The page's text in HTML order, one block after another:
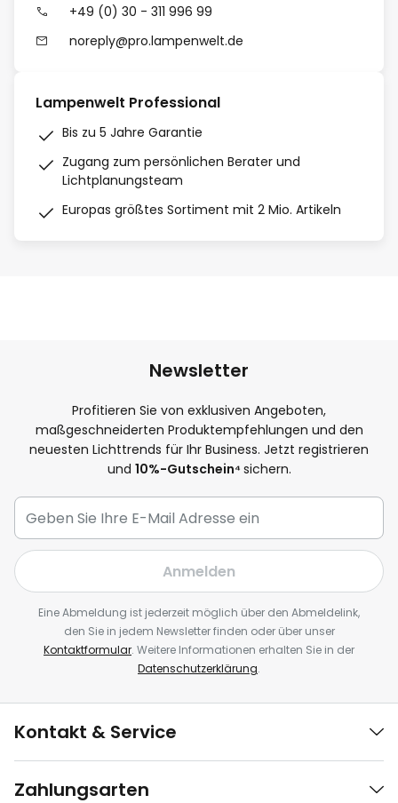
+49 (0) 30 - 311 996 99
noreply@pro.lampenwelt.de
Lampenwelt Professional
Bis zu 5 Jahre Garantie
Zugang zum persönlichen Berater und
Lichtplanungsteam
Europas größtes Sortiment mit 2 Mio. Artikeln
Newsletter
Profitieren Sie von exklusiven Angeboten,
maßgeschneiderten Produktempfehlungen und den
neuesten Lichttrends für Ihr Business. Jetzt registrieren
und 10%-Gutschein⁴ sichern.
Anmelden
Eine Abmeldung ist jederzeit möglich über den Abmeldelink,
den Sie in jedem Newsletter finden oder über unser
Kontaktformular. Weitere Informationen erhalten Sie in der
Datenschutzerklärung.
Kontakt & Service
Zahlungsarten